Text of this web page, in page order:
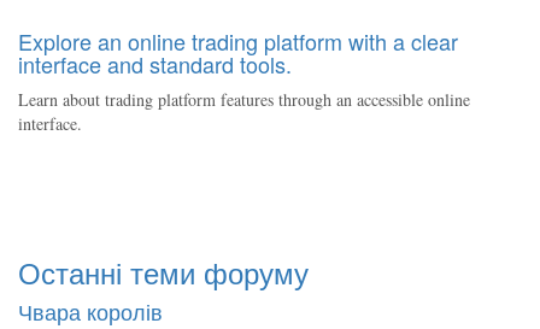
Explore an online trading platform with a clear
interface and standard tools.
Learn about trading platform features through an accessible online
interface.
Останні теми форуму
Чвара королів